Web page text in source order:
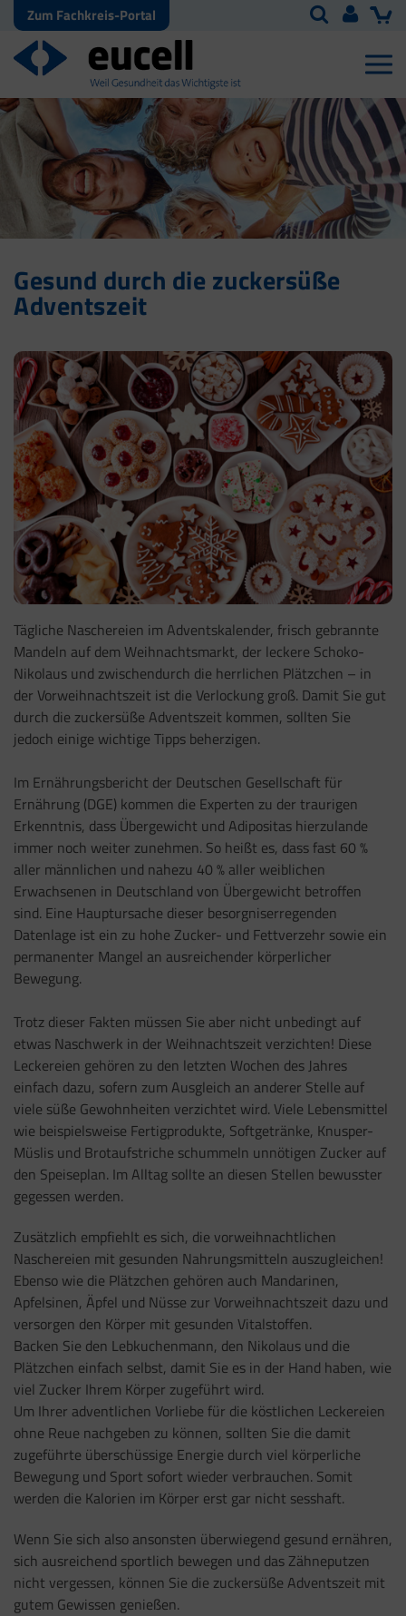
Zum Fachkreis-Portal
Gesund durch die zuckersüße
Adventszeit
Tägliche Naschereien im Adventskalender, frisch gebrannte
Mandeln auf dem Weihnachtsmarkt, der leckere Schoko-
Nikolaus und zwischendurch die herrlichen Plätzchen – in
der Vorweihnachtszeit ist die Verlockung groß. Damit Sie gut
durch die zuckersüße Adventszeit kommen, sollten Sie
jedoch einige wichtige Tipps beherzigen.
Im Ernährungsbericht der Deutschen Gesellschaft für
Ernährung (DGE) kommen die Experten zu der traurigen
Erkenntnis, dass Übergewicht und Adipositas hierzulande
immer noch weiter zunehmen. So heißt es, dass fast 60 %
aller männlichen und nahezu 40 % aller weiblichen
Erwachsenen in Deutschland von Übergewicht betroffen
sind. Eine Hauptursache dieser besorgniserregenden
Datenlage ist ein zu hohe Zucker- und Fettverzehr sowie ein
permanenter Mangel an ausreichender körperlicher
Bewegung.
Trotz dieser Fakten müssen Sie aber nicht unbedingt auf
etwas Naschwerk in der Weihnachtszeit verzichten! Diese
Leckereien gehören zu den letzten Wochen des Jahres
einfach dazu, sofern zum Ausgleich an anderer Stelle auf
viele süße Gewohnheiten verzichtet wird. Viele Lebensmittel
wie beispielsweise Fertigprodukte, Softgetränke, Knusper-
Müslis und Brotaufstriche schummeln unnötigen Zucker auf
den Speiseplan. Im Alltag sollte an diesen Stellen bewusster
gegessen werden.
Zusätzlich empfiehlt es sich, die vorweihnachtlichen
Naschereien mit gesunden Nahrungsmitteln auszugleichen!
Ebenso wie die Plätzchen gehören auch Mandarinen,
Apfelsinen, Äpfel und Nüsse zur Vorweihnachtszeit dazu und
versorgen den Körper mit gesunden Vitalstoffen.
Backen Sie den Lebkuchenmann, den Nikolaus und die
Plätzchen einfach selbst, damit Sie es in der Hand haben, wie
viel Zucker Ihrem Körper zugeführt wird.
Um Ihrer adventlichen Vorliebe für die köstlichen Leckereien
ohne Reue nachgeben zu können, sollten Sie die damit
zugeführte überschüssige Energie durch viel körperliche
Bewegung und Sport sofort wieder verbrauchen. Somit
werden die Kalorien im Körper erst gar nicht sesshaft.
Wenn Sie sich also ansonsten überwiegend gesund ernähren,
sich ausreichend sportlich bewegen und das Zähneputzen
nicht vergessen, können Sie die zuckersüße Adventszeit mit
gutem Gewissen genießen.